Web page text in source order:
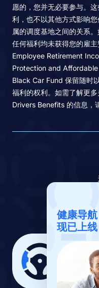
愿的，您并无必要参与。
利，也不以其他方式影响
属的调度基地之间的关系
任何福利均未获得您的雇
Employee Retirement
Protection and Affordable
Black Car Fund 保留随时
福利的权利。如需了解更
Drivers Benefits 的信息，
健康导
现已上线